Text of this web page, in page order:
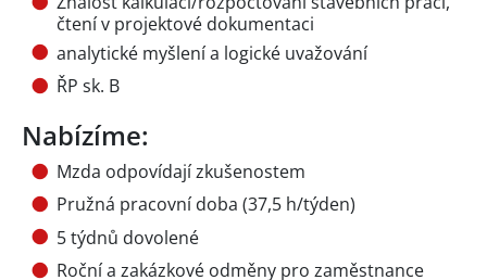
čtení v projektové dokumentaci
analytické myšlení a logické uvažování
ŘP sk. B
Nabízíme:
Mzda odpovídají zkušenostem
Pružná pracovní doba (37,5 h/týden)
5 týdnů dovolené
Roční a zakázkové odměny pro zaměstnance